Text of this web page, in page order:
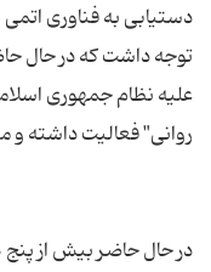
دستیابی به فناوری اتمی
علیه نظام جمهوری